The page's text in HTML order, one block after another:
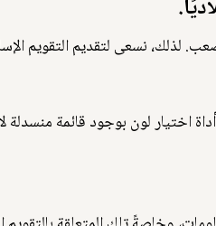
نسعى لتقديم التقويم
اختيار تاريخ. وأداة اختيار لون